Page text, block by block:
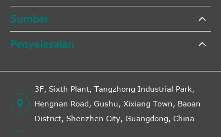
Sumber
Penyelesaian
3F, Sixth Plant, Tangzhong Industrial Park,
Hengnan Road, Gushu, Xixiang Town, Baoan
District, Shenzhen City, Guangdong, China